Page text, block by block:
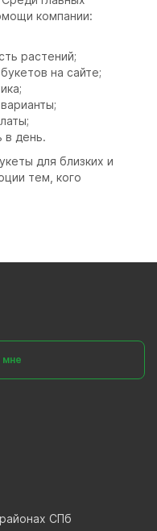
компании:
растений;
на сайте;
в день.
для близких и
тем, кого
мне
СПб